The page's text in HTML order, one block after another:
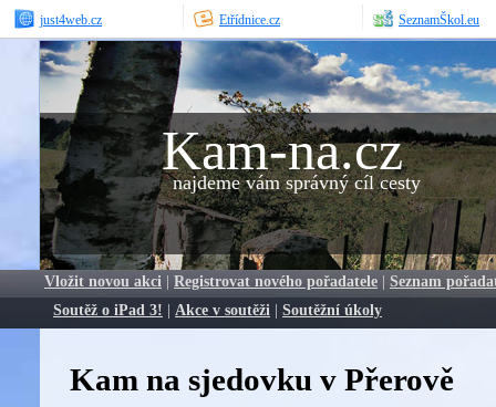
just4web.cz Etřídnice.cz SeznamŠkol.eu
Kam-na.cz
najdeme vám správný cíl cesty
Vložit novou akci | Registrovat nového pořadatele | Seznam
Soutěž o iPad 3! | Akce v soutěži | Soutěžní úkoly
Kam na sjedovku v Přerově